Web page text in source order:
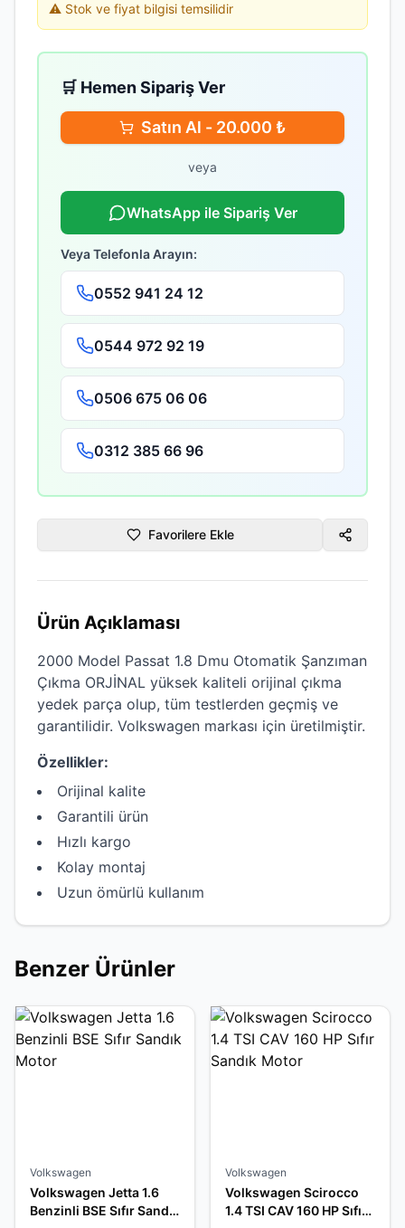
⚠️ Stok ve fiyat bilgisi temsilidir
🛒 Hemen Sipariş Ver
Satın Al - 20.000 ₺
veya
WhatsApp ile Sipariş Ver
Veya Telefonla Arayın:
0552 941 24 12
0544 972 92 19
0506 675 06 06
0312 385 66 96
Favorilere Ekle
Ürün Açıklaması
2000 Model Passat 1.8 Dmu Otomatik Şanzıman
Çıkma ORJİNAL yüksek kaliteli orijinal çıkma
yedek parça olup, tüm testlerden geçmiş ve
garantilidir. Volkswagen markası için üretilmiştir.
Özellikler:
Orijinal kalite
Garantili ürün
Hızlı kargo
Kolay montaj
Uzun ömürlü kullanım
Benzer Ürünler
Volkswagen
Volkswagen Jetta 1.6
Benzinli BSE Sıfır Sandık
Volkswagen
Volkswagen Scirocco
1.4 TSI CAV 160 HP Sıfır